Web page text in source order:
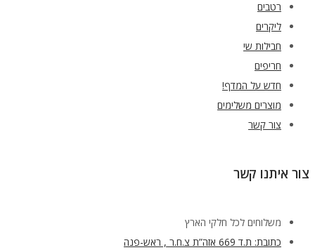
רטבים
ליקרים
חבילות שי
חריפים
חדש על המדף!
מוצרים משלימים
צור קשר
צור איתנו קשר
משלוחים לכל חלקי הארץ
כתובת: ת.ד 669 אזה”ת צ.ח.ר , ראש-פנה